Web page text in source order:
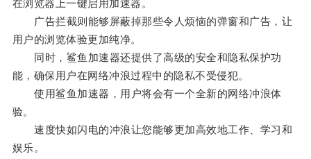
在浏览器上一键启用加速器。
广告拦截则能够屏蔽掉那些令人烦恼的弹窗和广告，让
用户的浏览体验更加纯净。
同时，鲨鱼加速器还提供了高级的安全和隐私保护功
能，确保用户在网络冲浪过程中的隐私不受侵犯。
使用鲨鱼加速器，用户将会有一个全新的网络冲浪体
验。
速度快如闪电的冲浪让您能够更加高效地工作、学习和
娱乐。